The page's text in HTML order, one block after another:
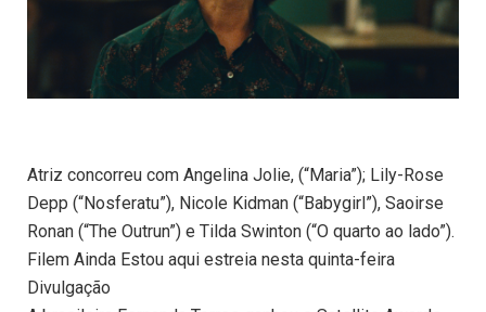
Atriz concorreu com Angelina Jolie, (“Maria”); Lily-Rose
Depp (“Nosferatu”), Nicole Kidman (“Babygirl”), Saoirse
Ronan (“The Outrun”) e Tilda Swinton (“O quarto ao lado”).
Filem Ainda Estou aqui estreia nesta quinta-feira
Divulgação